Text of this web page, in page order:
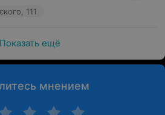
111
Показать ещё
мнением